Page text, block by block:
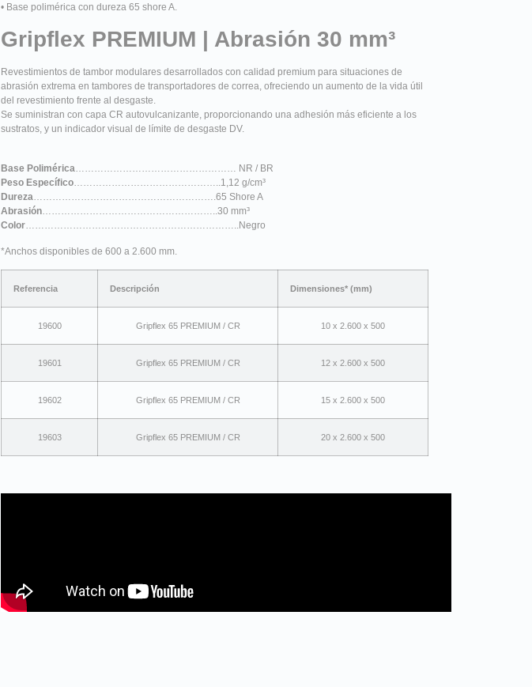
• Base polimérica con dureza 65 shore A.
Gripflex PREMIUM | Abrasión 30 mm³
Revestimientos de tambor modulares desarrollados con calidad premium para situaciones de
abrasión extrema en tambores de transportadores de correa, ofreciendo un aumento de la vida útil
del revestimiento frente al desgaste.
Se suministran con capa CR autovulcanizante, proporcionando una adhesión más eficiente a los
sustratos, y un indicador visual de límite de desgaste DV.
Base Polimérica…………………………………………… NR / BR
Peso Específico………………………………………..1,12 g/cm³
Dureza………………………………………………….65 Shore A
Abrasión………………………………………………..30 mm³
Color…………………………………………………………..Negro
*Anchos disponibles de 600 a 2.600 mm.
Referencia Descripción Dimensiones* (mm)
19600 Gripflex 65 PREMIUM / CR 10 x 2.600 x 500
19601 Gripflex 65 PREMIUM / CR 12 x 2.600 x 500
19602 Gripflex 65 PREMIUM / CR 15 x 2.600 x 500
19603 Gripflex 65 PREMIUM / CR 20 x 2.600 x 500